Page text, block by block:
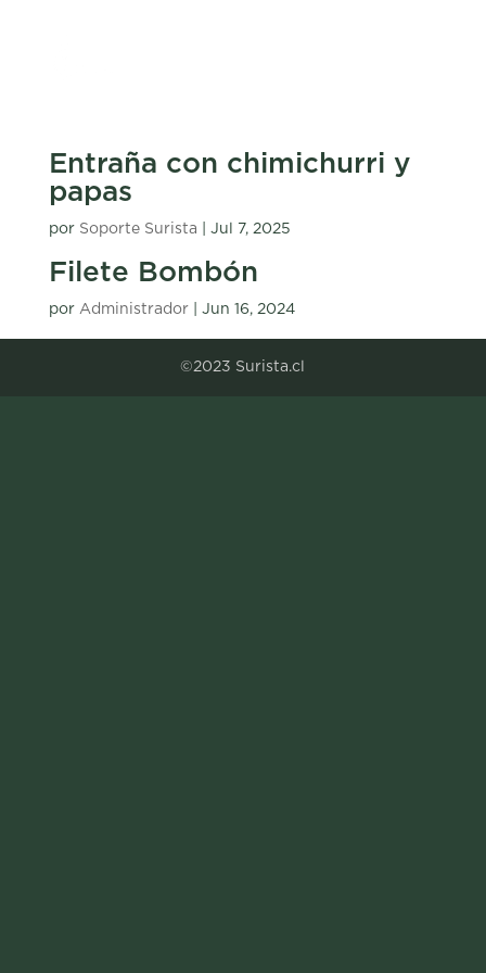
Entraña con chimichurri y
papas
por Soporte Surista Jul 7, 2025
Filete Bombón
por Administrador| Jun 16, 2024
©2023 Surista.cl